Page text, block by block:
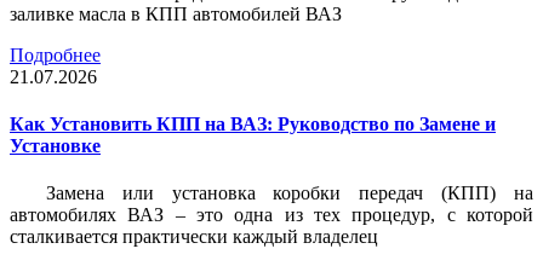
заливке масла в КПП автомобилей ВАЗ
Подробнее
21.07.2026
Как Установить КПП на ВАЗ: Руководство по Замене и
Установке
Замена или установка коробки передач (КПП) на
автомобилях ВАЗ – это одна из тех процедур, с которой
сталкивается практически каждый владелец